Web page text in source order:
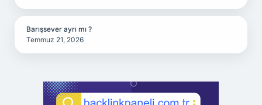
Barışsever ayrı mı ?
Temmuz 21, 2026